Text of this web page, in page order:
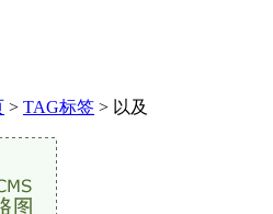
> TAG标签 > 以及